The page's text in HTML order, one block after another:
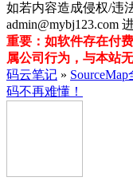
如若内容造成侵权/违
admin@mybj123.com
重要：如软件存在付
属公司行为，与本站
码云笔记 »
码不再难懂！